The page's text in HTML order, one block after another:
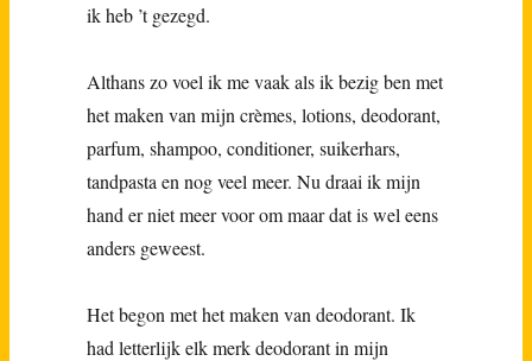
ik heb ’t gezegd.
Althans zo voel ik me vaak als ik bezig ben met
het maken van mijn crèmes, lotions, deodorant,
parfum, shampoo, conditioner, suikerhars,
tandpasta en nog veel meer. Nu draai ik mijn
hand er niet meer voor om maar dat is wel eens
anders geweest.
Het begon met het maken van deodorant. Ik
had letterlijk elk merk deodorant in mijn